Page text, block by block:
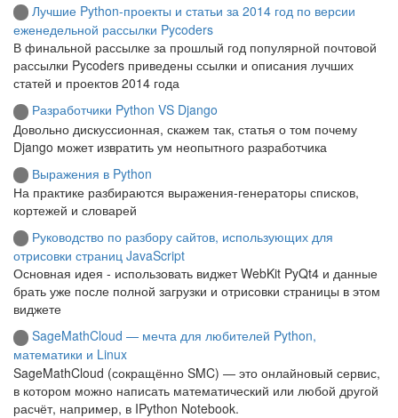
Лучшие Python-проекты и статьи за 2014 год по версии
еженедельной рассылки Pycoders
В финальной рассылке за прошлый год популярной почтовой
рассылки Pycoders приведены ссылки и описания лучших
статей и проектов 2014 года
Разработчики Python VS Django
Довольно дискуссионная, скажем так, статья о том почему
Django может извратить ум неопытного разработчика
Выражения в Python
На практике разбираются выражения-генераторы списков,
кортежей и словарей
Руководство по разбору сайтов, использующих для
отрисовки страниц JavaScript
Основная идея - использовать виджет WebKit PyQt4 и данные
брать уже после полной загрузки и отрисовки страницы в этом
виджете
SageMathCloud — мечта для любителей Python,
математики и Linux
SageMathCloud (сокращённо SMC) — это онлайновый сервис,
в котором можно написать математический или любой другой
расчёт, например, в IPython Notebook.